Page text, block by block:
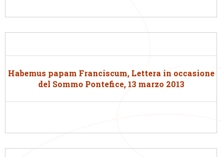
Habemus papam Franciscum, Lettera in occasione
del Sommo Pontefice, 13 marzo 2013